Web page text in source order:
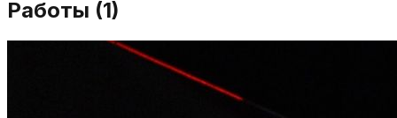
Работы (1)